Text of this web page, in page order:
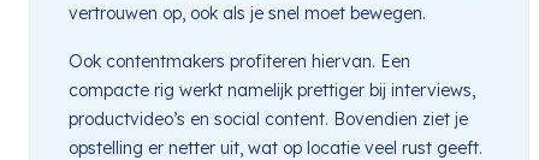
vertrouwen op, ook als je snel moet bewegen.
Ook contentmakers profiteren hiervan. Een
compacte rig werkt namelijk prettiger bij interviews,
productvideo’s en social content. Bovendien ziet je
opstelling er netter uit, wat op locatie veel rust geeft.